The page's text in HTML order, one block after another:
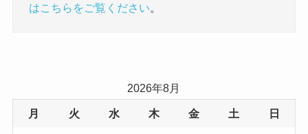
はこちらをご覧ください
2026年8月
月 火 水 木 金 土 日